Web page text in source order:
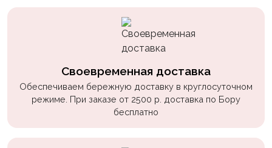
Своевременная доставка
Обеспечиваем бережную доставку в круглосуточном
режиме. При заказе от 2500 р. доставка по Бору
бесплатно